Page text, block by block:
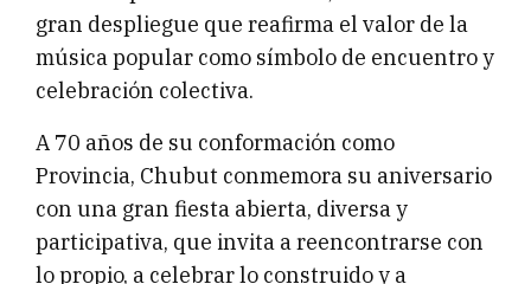
gran despliegue que reafirma el valor de la
música popular como símbolo de encuentro y
celebración colectiva.
A 70 años de su conformación como
Provincia, Chubut conmemora su aniversario
con una gran fiesta abierta, diversa y
participativa, que invita a reencontrarse con
lo propio, a celebrar lo construido y a